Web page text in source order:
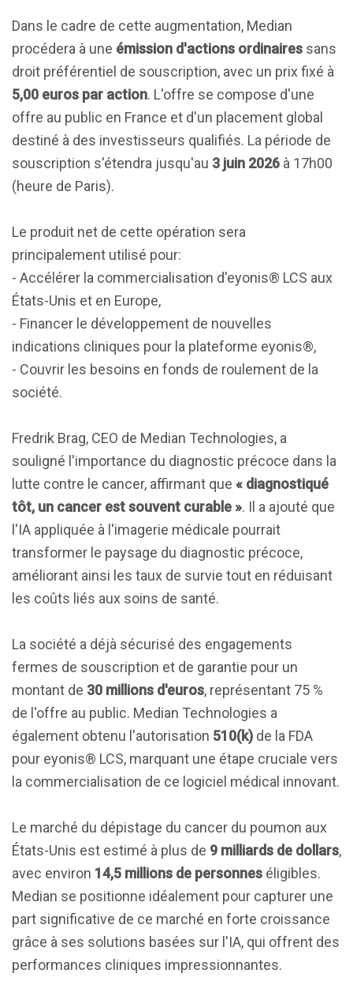
Dans le cadre de cette augmentation, Median
procédera à une émission d'actions ordinaires sans
droit préférentiel de souscription, avec un prix fixé à
5,00 euros par action. L'offre se compose d'une
offre au public en France et d'un placement global
destiné à des investisseurs qualifiés. La période de
souscription s'étendra jusqu'au 3 juin 2026 à 17h00
(heure de Paris).
Le produit net de cette opération sera
principalement utilisé pour:
- Accélérer la commercialisation d'eyonis® LCS aux
États-Unis et en Europe,
- Financer le développement de nouvelles
indications cliniques pour la plateforme eyonis®,
- Couvrir les besoins en fonds de roulement de la
société.
Fredrik Brag, CEO de Median Technologies, a
souligné l'importance du diagnostic précoce dans la
lutte contre le cancer, affirmant que « diagnostiqué
tôt, un cancer est souvent curable ». Il a ajouté que
l'IA appliquée à l'imagerie médicale pourrait
transformer le paysage du diagnostic précoce,
améliorant ainsi les taux de survie tout en réduisant
les coûts liés aux soins de santé.
La société a déjà sécurisé des engagements
fermes de souscription et de garantie pour un
montant de 30 millions d'euros, représentant 75 %
de l'offre au public. Median Technologies a
également obtenu l'autorisation 510(k) de la FDA
pour eyonis® LCS, marquant une étape cruciale vers
la commercialisation de ce logiciel médical innovant.
Le marché du dépistage du cancer du poumon aux
États-Unis est estimé à plus de 9 milliards de dollars,
avec environ 14,5 millions de personnes éligibles.
Median se positionne idéalement pour capturer une
part significative de ce marché en forte croissance
grâce à ses solutions basées sur l'IA, qui offrent des
performances cliniques impressionnantes.